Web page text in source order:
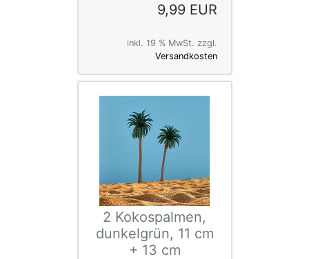
9,99 EUR
inkl. 19 % MwSt. zzgl.
Versandkosten
2 Kokospalmen,
dunkelgrün, 11 cm
+ 13 cm